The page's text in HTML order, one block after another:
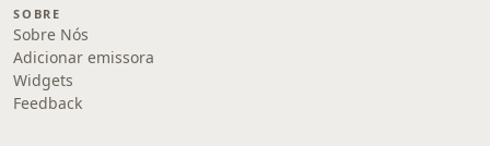
SOBRE
Sobre Nós
Adicionar emissora
Widgets
Feedback